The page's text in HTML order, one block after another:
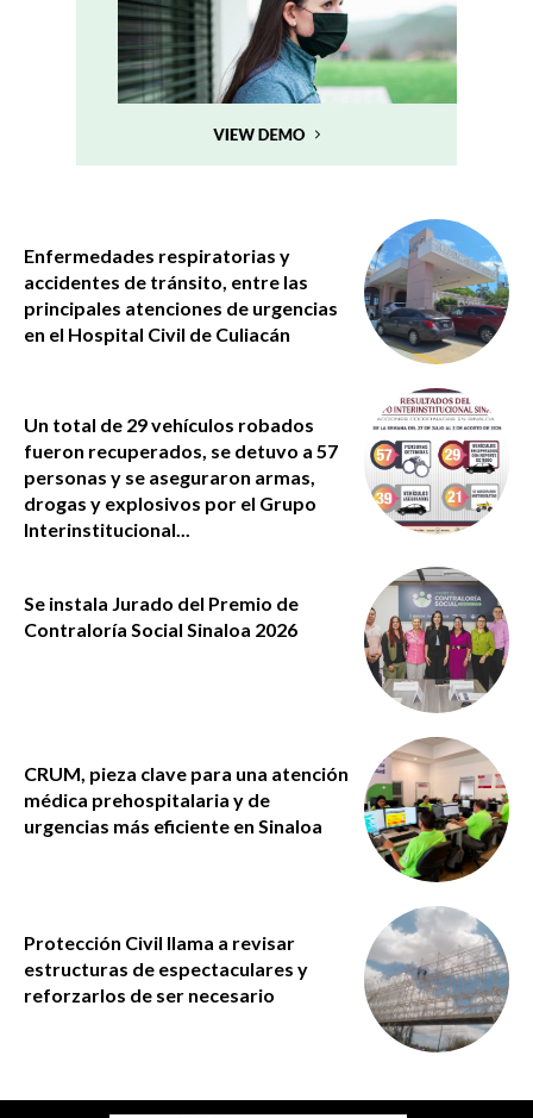
Enfermedades respiratorias y
accidentes de tránsito, entre las
principales atenciones de urgencias
en el Hospital Civil de Culiacán
Un total de 29 vehículos robados
fueron recuperados, se detuvo a 57
personas y se aseguraron armas,
drogas y explosivos por el Grupo
Interinstitucional...
Se instala Jurado del Premio de
Contraloría Social Sinaloa 2026
CRUM, pieza clave para una atención
médica prehospitalaria y de
urgencias más eficiente en Sinaloa
Protección Civil llama a revisar
estructuras de espectaculares y
reforzarlos de ser necesario